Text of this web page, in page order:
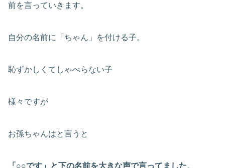
前を言っていきます。
自分の名前に「ちゃん」を付ける子。
恥ずかしくてしゃべらない子
様々ですが
お孫ちゃんはと言うと
「○○です」と下の名前を大きな声で言ってました。